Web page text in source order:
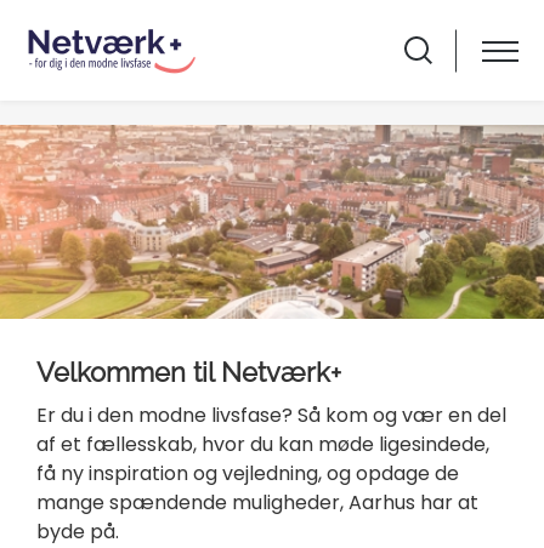
Velkommen til Netværk+
Er du i den modne livsfase? Så kom og vær en del
af et fællesskab, hvor du kan møde ligesindede,
få ny inspiration og vejledning, og opdage de
mange spændende muligheder, Aarhus har at
byde på.